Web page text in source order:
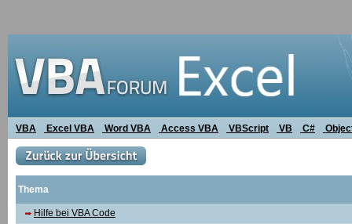
VBA Excel VBA Word VBA Access VBA VBScript VB C#
Thema
Hilfe bei VBA Code